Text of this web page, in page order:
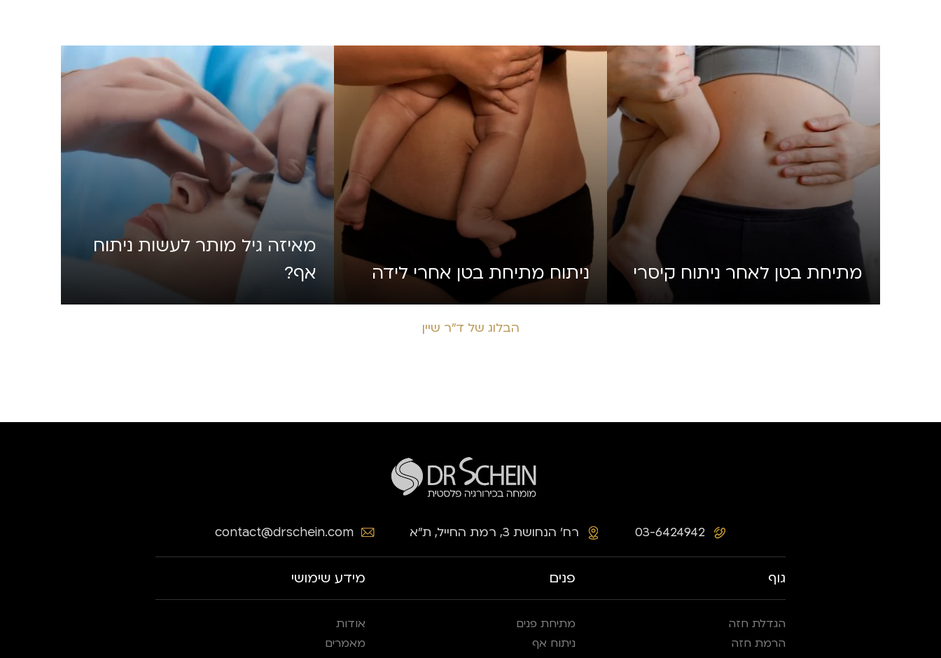
מתיחת בטן לאחר ניתוח קיסרי ניתוח מתיחת בטן אחרי לידה
מאיזה גיל מותר לעשות ניתוח
אף?
הבלוג של ד״ר שיין
03-6424942 רח׳ הנחושת 3, רמת החייל, ת״א contact@drschein.com
גוף
הגדלת חזה
הרמת חזה
פנים
מתיחת פנים
ניתוח אף
מידע שימושי
אודות
מאמרים